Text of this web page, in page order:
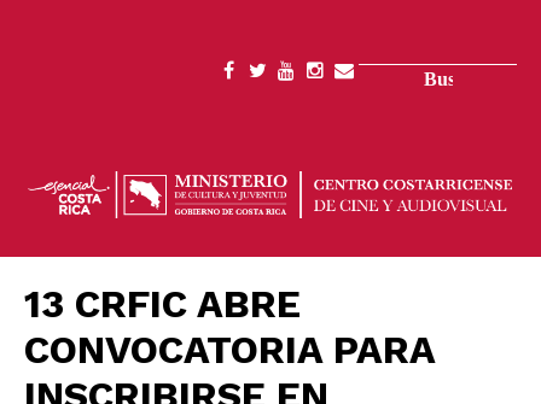
SOCIAL
13 CRFIC ABRE
CONVOCATORIA PARA